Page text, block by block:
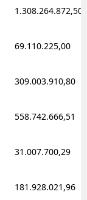
1.308.264.872,50
69.110.225,00
309.003.910,80
558.742.666,51
31.007.700,29
181.928.021,96